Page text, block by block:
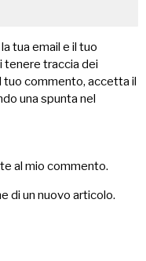
tua email e il tuo
traccia dei
tuo commento, accetta il
una spunta nel
al mio commento.
di un nuovo articolo.